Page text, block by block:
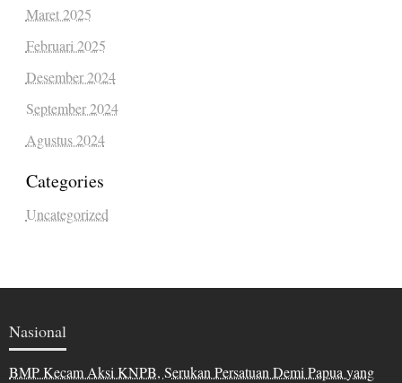
Maret 2025
Februari 2025
Desember 2024
September 2024
Agustus 2024
Categories
Uncategorized
Nasional
BMP Kecam Aksi KNPB, Serukan Persatuan Demi Papua yang